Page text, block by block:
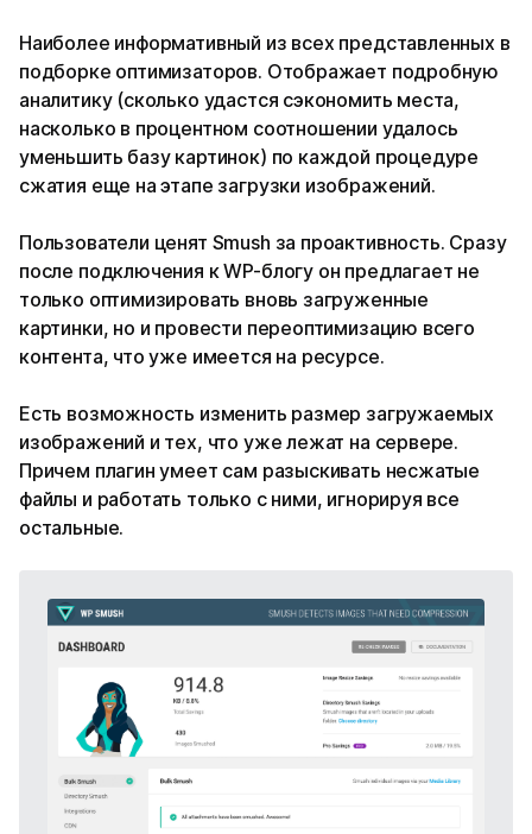
Наиболее информативный из всех представленных в
подборке оптимизаторов. Отображает подробную
аналитику (сколько удастся сэкономить места,
насколько в процентном соотношении удалось
уменьшить базу картинок) по каждой процедуре
сжатия еще на этапе загрузки изображений.
Пользователи ценят Smush за проактивность. Сразу
после подключения к WP-блогу он предлагает не
только оптимизировать вновь загруженные
картинки, но и провести переоптимизацию всего
контента, что уже имеется на ресурсе.
Есть возможность изменить размер загружаемых
изображений и тех, что уже лежат на сервере.
Причем плагин умеет сам разыскивать несжатые
файлы и работать только с ними, игнорируя все
остальные.